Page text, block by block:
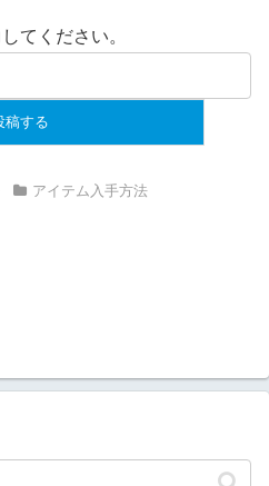
てください。
アイテム入手方法